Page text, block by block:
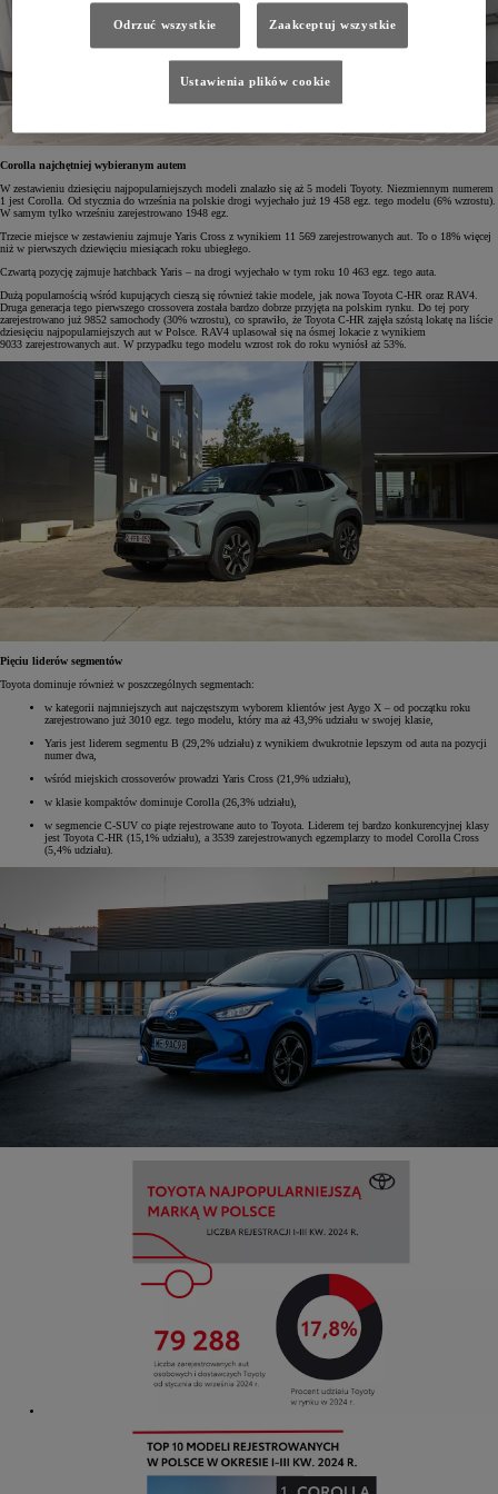
Corolla najchętniej wybieranym autem
W zestawieniu dziesięciu najpopularniejszych modeli znalazło się aż 5 modeli Toyoty. Niezmiennym numerem
1 jest Corolla. Od stycznia do września na polskie drogi wyjechało już 19 458 egz. tego modelu (6% wzrostu).
W samym tylko wrześniu zarejestrowano 1948 egz.
Trzecie miejsce w zestawieniu zajmuje Yaris Cross z wynikiem 11 569 zarejestrowanych aut. To o 18% więcej
niż w pierwszych dziewięciu miesiącach roku ubiegłego.
Czwartą pozycję zajmuje hatchback Yaris – na drogi wyjechało w tym roku 10 463 egz. tego auta.
Dużą popularnością wśród kupujących cieszą się również takie modele, jak nowa Toyota C-HR oraz RAV4.
Druga generacja tego pierwszego crossovera została bardzo dobrze przyjęta na polskim rynku. Do tej pory
zarejestrowano już 9852 samochody (30% wzrostu), co sprawiło, że Toyota C-HR zajęła szóstą lokatę na liście
dziesięciu najpopularniejszych aut w Polsce. RAV4 uplasował się na ósmej lokacie z wynikiem
9033 zarejestrowanych aut. W przypadku tego modelu wzrost rok do roku wyniósł aż 53%.
Pięciu liderów segmentów
Toyota dominuje również w poszczególnych segmentach:
w kategorii najmniejszych aut najczęstszym wyborem klientów jest Aygo X – od początku roku
zarejestrowano już 3010 egz. tego modelu, który ma aż 43,9% udziału w swojej klasie,
Yaris jest liderem segmentu B (29,2% udziału) z wynikiem dwukrotnie lepszym od auta na pozycji
numer dwa,
wśród miejskich crossoverów prowadzi Yaris Cross (21,9% udziału),
w klasie kompaktów dominuje Corolla (26,3% udziału),
w segmencie C-SUV co piąte rejestrowane auto to Toyota. Liderem tej bardzo konkurencyjnej klasy
jest Toyota C-HR (15,1% udziału), a 3539 zarejestrowanych egzemplarzy to model Corolla Cross
(5,4% udziału).
Odrzuć wszystkie Zaakceptuj wszystkie
Ustawienia plików cookie